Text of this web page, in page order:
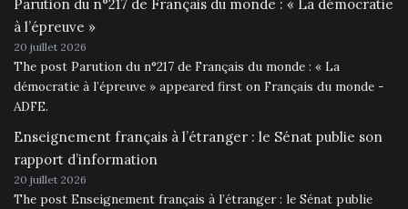
Parution du n°217 de Français du monde : « La démocratie
à l’épreuve »
20 juillet 2026
The post Parution du n°217 de Français du monde : « La
démocratie à l’épreuve » appeared first on Français du monde -
ADFE.
Enseignement français à l’étranger : le Sénat publie son
rapport d’information
20 juillet 2026
The post Enseignement français à l’étranger : le Sénat publie